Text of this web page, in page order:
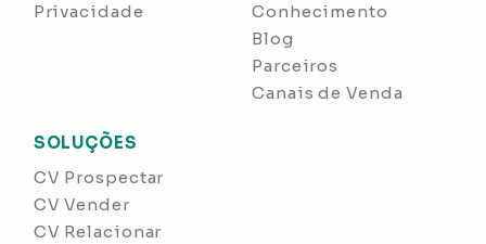
Privacidade
Conhecimento
Blog
Parceiros
Canais de Venda
SOLUÇÕES
CV Prospectar
CV Vender
CV Relacionar